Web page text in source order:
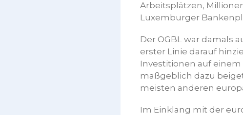
Arbeitsplätzen,
Luxemburger
Der OGBL war damals
erster Linie darauf
Investitionen auf
maßgeblich dazu
meisten anderen
Im Einklang mit der